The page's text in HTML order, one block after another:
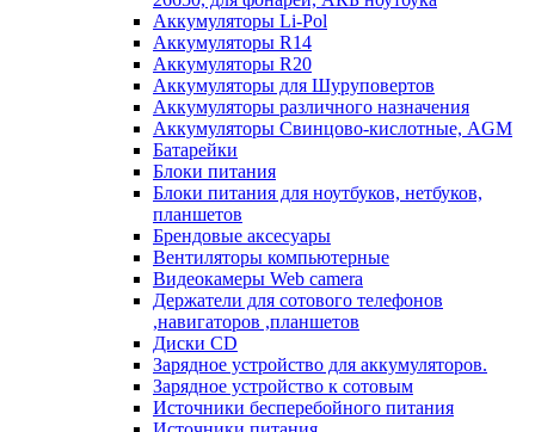
Аккумуляторы Li-Pol
Аккумуляторы R14
Аккумуляторы R20
Аккумуляторы для Шуруповертов
Аккумуляторы различного назначения
Аккумуляторы Свинцово-кислотные, AGM
Батарейки
Блоки питания
Блоки питания для ноутбуков, нетбуков,
планшетов
Брендовые аксесуары
Вентиляторы компьютерные
Видеокамеры Web camera
Держатели для сотового телефонов
,навигаторов ,планшетов
Диски CD
Зарядное устройство для аккумуляторов.
Зарядное устройство к сотовым
Источники бесперебойного питания